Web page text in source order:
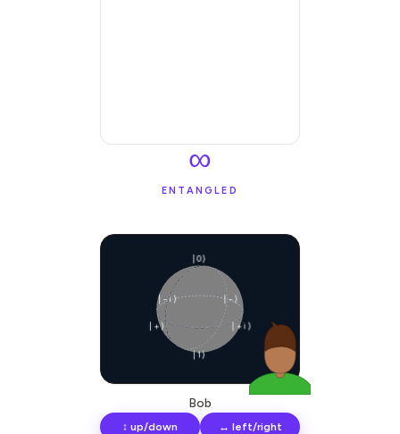
∞
ENTANGLED
|0⟩
|1⟩
|+⟩
|−⟩
|+i⟩
|−i⟩
Bob
↕ up/down ↔ left/right